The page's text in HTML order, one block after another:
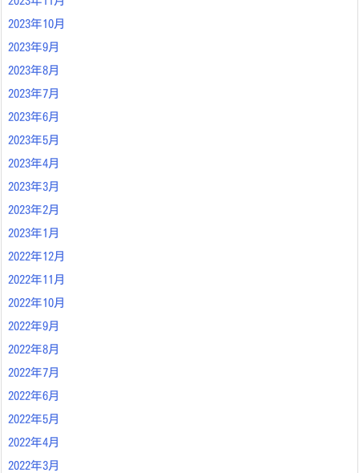
2023年10月
2023年9月
2023年8月
2023年7月
2023年6月
2023年5月
2023年4月
2023年3月
2023年2月
2023年1月
2022年12月
2022年11月
2022年10月
2022年9月
2022年8月
2022年7月
2022年6月
2022年5月
2022年4月
2022年3月